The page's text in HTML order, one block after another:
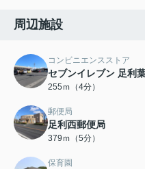
周辺施設
コンビニエンスストア
セブンイレブン 足利
255ｍ（4分）
郵便局
足利西郵便局
379ｍ（5分）
保育園